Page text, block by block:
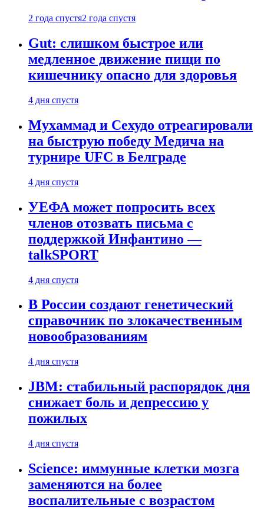
2 года спустя2 года спустя
Gut: слишком быстрое или
медленное движение пищи по
кишечнику опасно для здоровья
4 дня спустя
Мухаммад и Сехудо отреагировали
на быструю победу Медича на
турнире UFC в Белграде
4 дня спустя
УЕФА может попросить всех
членов отозвать письма с
поддержкой Инфантино —
talkSPORT
4 дня спустя
В России создают генетический
справочник по злокачественным
новообразованиям
4 дня спустя
JBM: стабильный распорядок дня
снижает боль и депрессию у
пожилых
4 дня спустя
Science: иммунные клетки мозга
заменяются на более
воспалительные с возрастом